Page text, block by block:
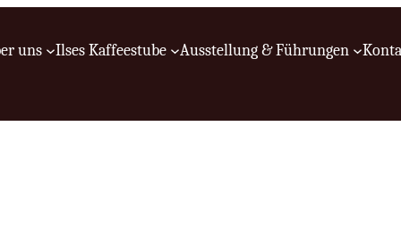
uns Ilses Kaffeestube Ausstellung & Führungen